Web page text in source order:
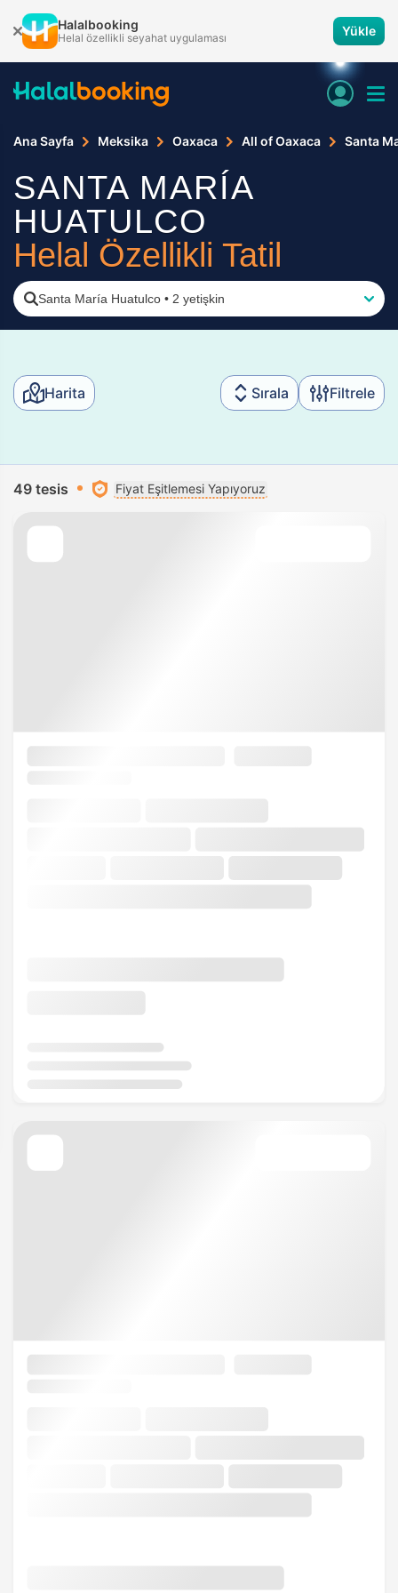
Halalbooking
Helal özellikli seyahat uygulaması Yükle
Ana Sayfa Meksika Oaxaca All of Oaxaca Santa
SANTA MARÍA
HUATULCO
Helal Özellikli Tatil
Santa María Huatulco • 2 yetişkin
Harita Sırala Filtrele
49 tesis Fiyat Eşitlemesi Yapıyoruz